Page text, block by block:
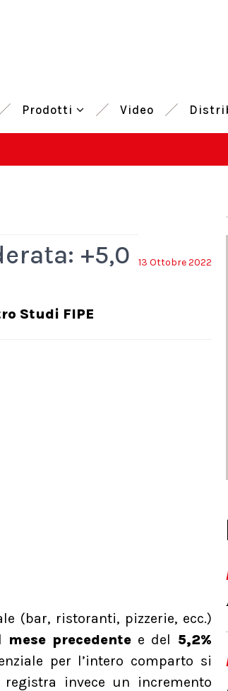
Prodotti Video
13 Ottobre 2022
+5,0
Studi FIPE
(bar, ristoranti, pizzerie, ecc.)
mese precedente e del 5,2%
per l’intero comparto si
invece un incremento